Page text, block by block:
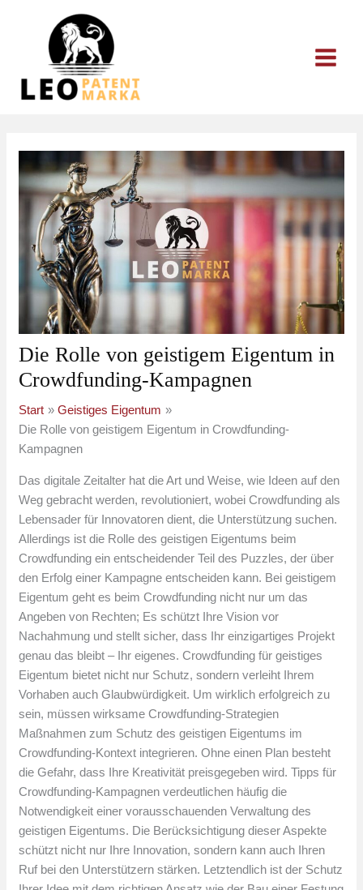
Die Rolle von geistigem Eigentum in
Crowdfunding-Kampagnen
Start
Geistiges Eigentum
Die Rolle von geistigem Eigentum in Crowdfunding-
Kampagnen
Das digitale Zeitalter hat die Art und Weise, wie Ideen auf den
Weg gebracht werden, revolutioniert, wobei Crowdfunding als
Lebensader für Innovatoren dient, die Unterstützung suchen.
Allerdings ist die Rolle des geistigen Eigentums beim
Crowdfunding ein entscheidender Teil des Puzzles, der über
den Erfolg einer Kampagne entscheiden kann. Bei geistigem
Eigentum geht es beim Crowdfunding nicht nur um das
Angeben von Rechten; Es schützt Ihre Vision vor
Nachahmung und stellt sicher, dass Ihr einzigartiges Projekt
genau das bleibt – Ihr eigenes. Crowdfunding für geistiges
Eigentum bietet nicht nur Schutz, sondern verleiht Ihrem
Vorhaben auch Glaubwürdigkeit. Um wirklich erfolgreich zu
sein, müssen wirksame Crowdfunding-Strategien
Maßnahmen zum Schutz des geistigen Eigentums im
Crowdfunding-Kontext integrieren. Ohne einen Plan besteht
die Gefahr, dass Ihre Kreativität preisgegeben wird. Tipps für
Crowdfunding-Kampagnen verdeutlichen häufig die
Notwendigkeit einer vorausschauenden Verwaltung des
geistigen Eigentums. Die Berücksichtigung dieser Aspekte
schützt nicht nur Ihre Innovation, sondern kann auch Ihren
Ruf bei den Unterstützern stärken. Letztendlich ist der Schutz